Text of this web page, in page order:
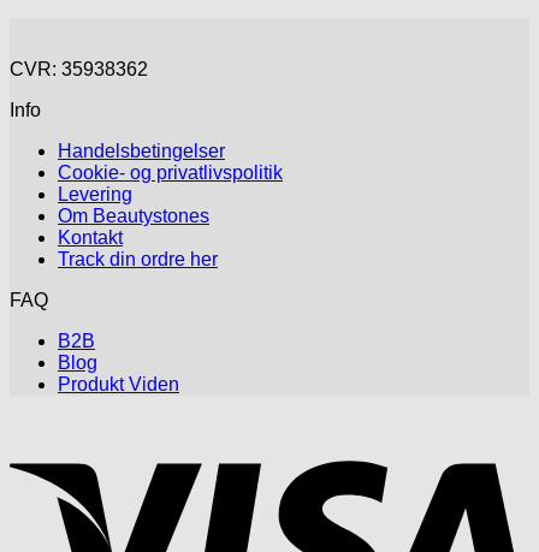
CVR: 35938362
Info
Handelsbetingelser
Cookie- og privatlivspolitik
Levering
Om Beautystones
Kontakt
Track din ordre her
FAQ
B2B
Blog
Produkt Viden